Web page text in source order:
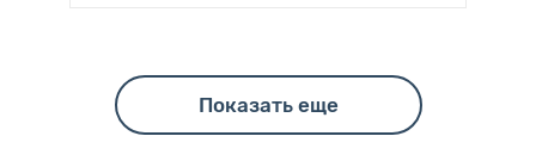
Показать еще